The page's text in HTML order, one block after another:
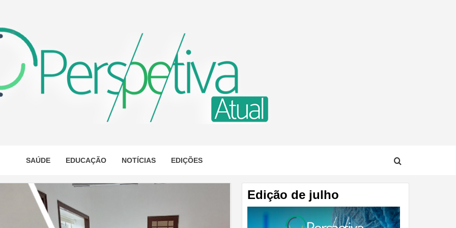
ATUAL
SAÚDE EDUCAÇÃO NOTÍCIAS EDIÇÕES
Edição de julho